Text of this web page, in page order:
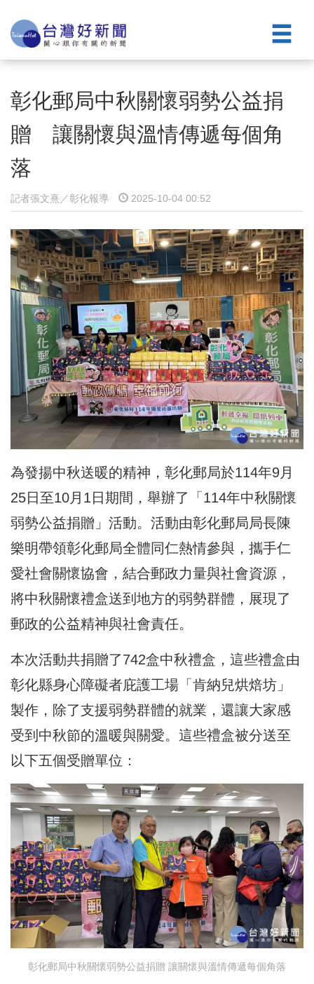
彰化郵局中秋關懷弱勢公益捐
贈 讓關懷與溫情傳遞每個角
落
記者張文熹／彰化報導 2025-10-04 00:52
為發揚中秋送暖的精神，彰化郵局於114年9月
25日至10月1日期間，舉辦了「114年中秋關懷
弱勢公益捐贈」活動。活動由彰化郵局局長陳
樂明帶領彰化郵局全體同仁熱情參與，攜手仁
愛社會關懷協會，結合郵政力量與社會資源，
將中秋關懷禮盒送到地方的弱勢群體，展現了
郵政的公益精神與社會責任。
本次活動共捐贈了742盒中秋禮盒，這些禮盒由
彰化縣身心障礙者庇護工場「肯納兒烘焙坊」
製作，除了支援弱勢群體的就業，還讓大家感
受到中秋節的溫暖與關愛。這些禮盒被分送至
以下五個受贈單位：
彰化郵局中秋關懷弱勢公益捐贈 讓關懷與溫情傳遞每個角落